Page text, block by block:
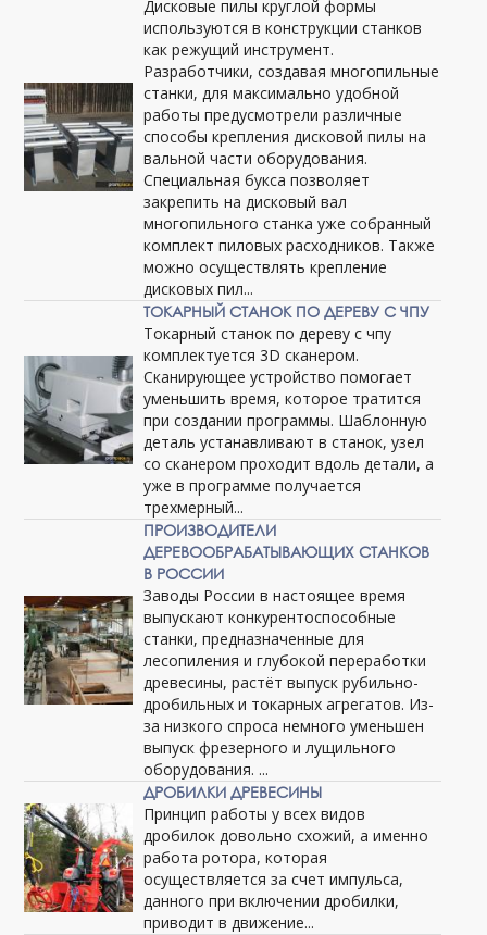
Дисковые пилы круглой формы
используются в конструкции станков
как режущий инструмент.
Разработчики, создавая многопильные
станки, для максимально удобной
работы предусмотрели различные
способы крепления дисковой пилы на
вальной части оборудования.
Специальная букса позволяет
закрепить на дисковый вал
многопильного станка уже собранный
комплект пиловых расходников. Также
можно осуществлять крепление
дисковых пил...
ТОКАРНЫЙ СТАНОК ПО ДЕРЕВУ С ЧПУ
Токарный станок по дереву с чпу
комплектуется 3D сканером.
Сканирующее устройство помогает
уменьшить время, которое тратится
при создании программы. Шаблонную
деталь устанавливают в станок, узел
со сканером проходит вдоль детали, а
уже в программе получается
трехмерный...
ПРОИЗВОДИТЕЛИ
ДЕРЕВООБРАБАТЫВАЮЩИХ СТАНКОВ
В РОССИИ
Заводы России в настоящее время
выпускают конкурентоспособные
станки, предназначенные для
лесопиления и глубокой переработки
древесины, растёт выпуск рубильно-
дробильных и токарных агрегатов. Из-
за низкого спроса немного уменьшен
выпуск фрезерного и лущильного
оборудования. ...
ДРОБИЛКИ ДРЕВЕСИНЫ
Принцип работы у всех видов
дробилок довольно схожий, а именно
работа ротора, которая
осуществляется за счет импульса,
данного при включении дробилки,
приводит в движение...